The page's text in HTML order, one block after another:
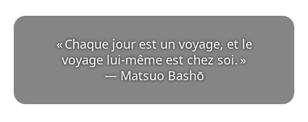
«Chaque jour est un voyage, et le
voyage lui-même est chez soi.
— Matsuo Bashō